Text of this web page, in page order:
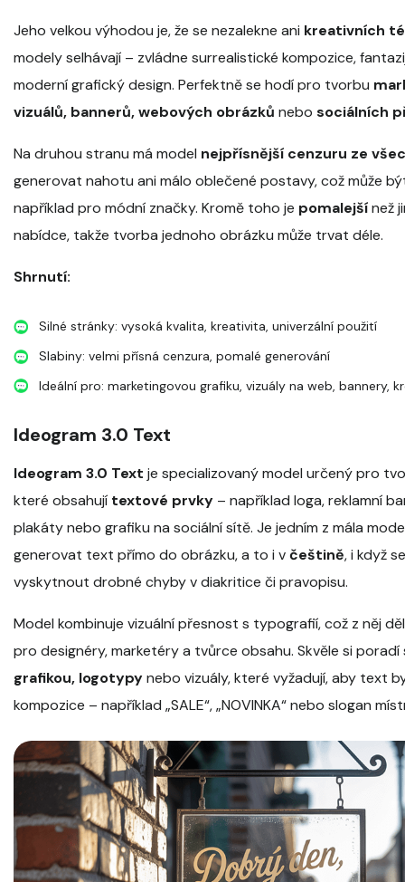
Jeho velkou výhodou je, že se nezalekne ani kreativních
modely selhávají – zvládne surrealistické kompozice,
moderní grafický design. Perfektně se hodí pro tvorbu
vizuálů, bannerů, webových obrázků nebo sociálních
Na druhou stranu má model nejpřísnější cenzuru ze
generovat nahotu ani málo oblečené postavy, což může
například pro módní značky. Kromě toho je pomalejšínež
nabídce, takže tvorba jednoho obrázku může trvat déle.
Shrnutí:
Silné stránky: vysoká kvalita, kreativita, univerzální použití
Slabiny: velmi přísná cenzura, pomalé generování
Ideální pro: marketingovou grafiku, vizuály na web, bannery,
Ideogram 3.0 Text
Ideogram 3.0 Text je specializovaný model určený pro
které obsahují textové prvky – například loga, reklamní
plakáty nebo grafiku na sociální sítě. Je jedním z mála
generovat text přímo do obrázku, a to i včeštině, i když
vyskytnout drobné chyby v diakritice či pravopisu.
Model kombinuje vizuální přesnost s typografií, což z něj
pro designéry, marketéry a tvůrce obsahu. Skvěle si
grafikou, logotypynebo vizuály, které vyžadují, aby text
kompozice – například „SALE“, „NOVINKA“ nebo slogan